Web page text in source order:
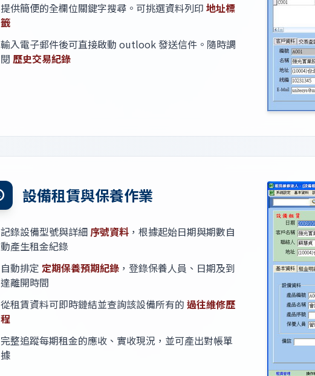
提供簡便的全欄位關鍵字搜尋。可挑選資料列印 地址標
籤
輸入電子郵件後可直接啟動 outlook 發送信件。隨時調
閱 歷史交易紀錄
設備租賃與保養作業
記錄設備型號與詳細 序號資料 ，根據起始日期與期數自
動產生租金紀錄
自動排定 定期保養預期紀錄 ，登錄保養人員、日期及到
達離開時間
從租賃資料可即時鏈結並查詢該設備所有的 過往維修歷
程
完整追蹤每期租金的應收、實收現況，並可產出對帳單
據